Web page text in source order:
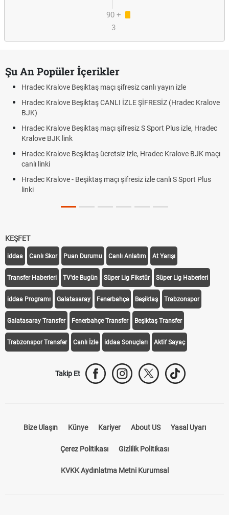
90 +
3
Şu An Popüler İçerikler
Hradec Kralove Beşiktaş maçı şifresiz canlı yayın izle
Hradec Kralove Beşiktaş CANLI İZLE ŞİFRESİZ (Hradec Kralove
BJK)
Hradec Kralove Beşiktaş maçı şifresiz S Sport Plus izle, Hradec
Kralove BJK link
Hradec Kralove Beşiktaş ücretsiz izle, Hradec Kralove BJK maçı
canlı linki
Hradec Kralove - Beşiktaş maçı şifresiz izle canlı S Sport Plus
linki
KEŞFET
iddaa Canlı Skor Puan Durumu Canlı Anlatım At Yarışı
Transfer Haberleri TV'de Bugün Süper Lig Fikstür Süper Lig Haberleri
iddaa Programı Galatasaray Fenerbahçe Beşiktaş Trabzonspor
Galatasaray Transfer Fenerbahçe Transfer Beşiktaş Transfer
Trabzonspor Transfer Canlı İzle iddaa Sonuçları Aktif Sayaç
Takip Et
Bize Ulaşın Künye Kariyer About US Yasal Uyarı
Çerez Politikası Gizlilik Politikası
KVKK Aydınlatma Metni Kurumsal